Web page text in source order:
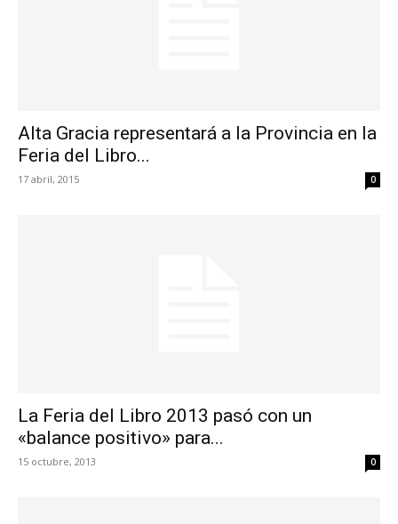
Alta Gracia representará a la Provincia en la
Feria del Libro...
17 abril, 2015 0
La Feria del Libro 2013 pasó con un
«balance positivo» para...
15 octubre, 2013 0